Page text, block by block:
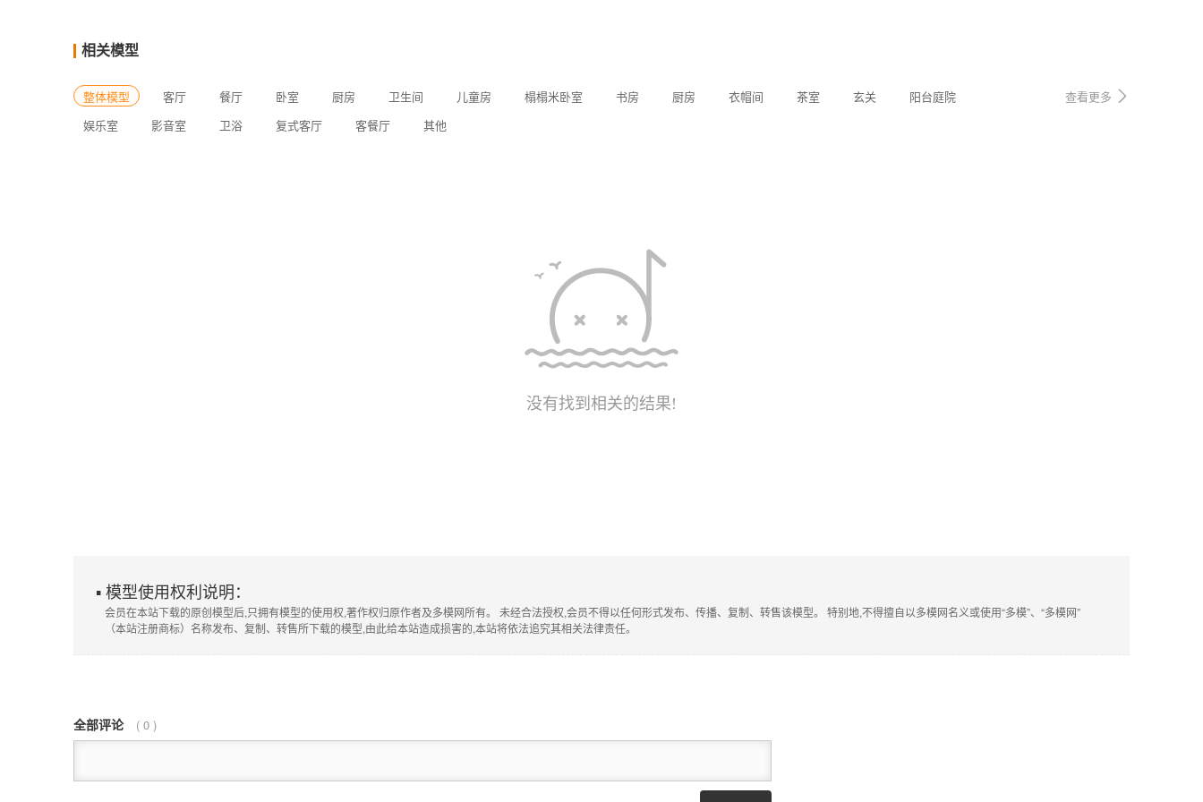
相关模型
整体模型 客厅 餐厅 卧室 厨房 卫生间 儿童房 榻榻米卧室 书房 厨房 衣帽间 茶室 玄关
阳台庭院
娱乐室
影音室 卫浴 复式客厅 客餐厅 其他
查看更多 
没有找到相关的结果!
▪ 模型使用权利说明：
会员在本站下载的原创模型后,只拥有模型的使用权,著作权归原作者及多模网所有。 未经合法授权,会员不得以任何形式发布、传播、复制、转售该模型。 特别地,不得擅自以多模网名义或使用“多模”、“多模网”
（本站注册商标）名称发布、复制、转售所下载的模型,由此给本站造成损害的,本站将依法追究其相关法律责任。
全部评论 ( 0 )